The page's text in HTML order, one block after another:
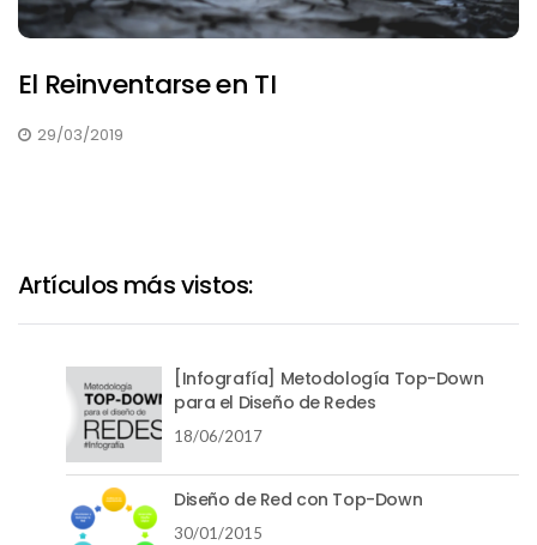
El Reinventarse en TI
29/03/2019
Artículos más vistos:
[Infografía] Metodología Top-Down
para el Diseño de Redes
18/06/2017
Diseño de Red con Top-Down
30/01/2015